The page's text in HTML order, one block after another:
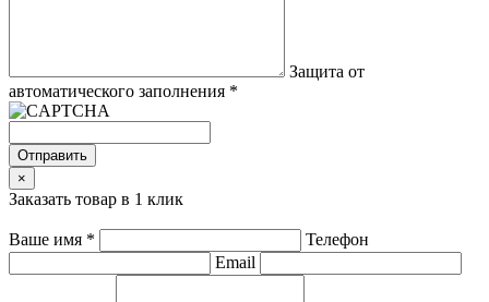
Защита от
автоматического заполнения *
Отправить
×
Заказать товар в 1 клик
Ваше имя *
Телефон
Email